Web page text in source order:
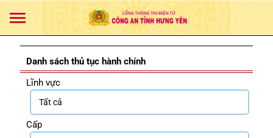
Danh sách thủ tục hành chính
Lĩnh vực
Cấp